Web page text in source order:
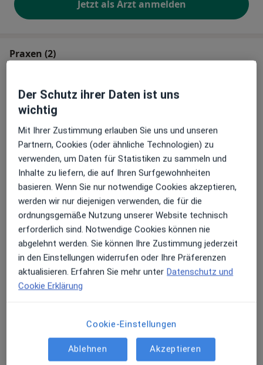
Jetzt als Arzt anmelden
Praxen (2)
Urologische Gem.Praxis Dres. Ralf Moser
Matthias Schneeberg und Klaus Markert
Kolpingplatz 1, 97070Würzburg
Zu Google Maps
öffnet in einer neuen
Verfügbarkeit
Dr. med. Matthias Schneeberg bietet an diesem
Standort über Jameda keine Online-
Terminbuchung an
Zahlungsmodalitäten (private Besuche)
Akzeptierte Versicherungen
Details
Telefonnummer
Der Schutz ihrer Daten ist uns
wichtig
Mit Ihrer Zustimmung erlauben Sie uns und unseren
Partnern, Cookies (oder ähnliche Technologien) zu
verwenden, um Daten für Statistiken zu sammeln und
Inhalte zu liefern, die auf Ihren Surfgewohnheiten
basieren. Wenn Sie nur notwendige Cookies akzeptieren,
werden wir nur diejenigen verwenden, die für die
ordnungsgemäße Nutzung unserer Website technisch
erforderlich sind. Notwendige Cookies können nie
abgelehnt werden. Sie können Ihre Zustimmung jederzeit
in den Einstellungen widerrufen oder Ihre Präferenzen
aktualisieren. Erfahren Sie mehr unter Datenschutz und
Cookie Erklärung
Cookie-Einstellungen
Ablehnen Akzeptieren